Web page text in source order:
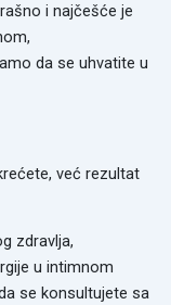
i najčešće je
da se uhvatite u
već rezultat
zdravlja,
u intimnom
se konsultujete sa